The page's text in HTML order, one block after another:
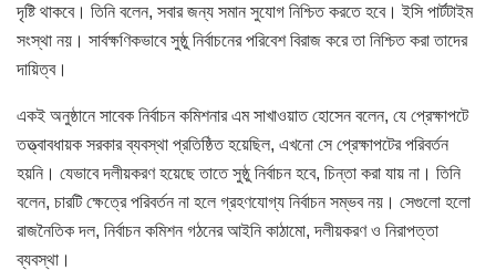
দৃষ্টি থাকবে। তিনি বলেন, সবার জন্য সমান সুযোগ নিশ্চিত করতে হবে। ইসি পার্টটাইম
সংস্থা নয়। সার্বক্ষণিকভাবে সুষ্ঠু নির্বাচনের পরিবেশ বিরাজ করে তা নিশ্চিত করা তাদের
দায়িত্ব।
একই অনুষ্ঠানে সাবেক নির্বাচন কমিশনার এম সাখাওয়াত হোসেন বলেন, যে প্রেক্ষাপটে
তত্ত্বাবধায়ক সরকার ব্যবস্থা প্রতিষ্ঠিত হয়েছিল, এখনো সে প্রেক্ষাপটের পরিবর্তন
হয়নি। যেভাবে দলীয়করণ হয়েছে তাতে সুষ্ঠু নির্বাচন হবে, চিন্তা করা যায় না। তিনি
বলেন, চারটি ক্ষেত্রে পরিবর্তন না হলে গ্রহণযোগ্য নির্বাচন সম্ভব নয়। সেগুলো হলো
রাজনৈতিক দল, নির্বাচন কমিশন গঠনের আইনি কাঠামো, দলীয়করণ ও নিরাপত্তা
ব্যবস্থা।